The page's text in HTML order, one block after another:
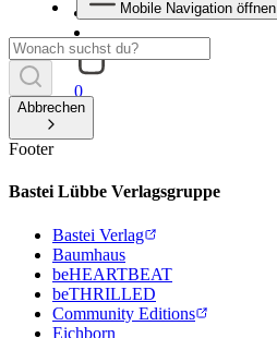
0
Mobile Navigation öffnen
Abbrechen
Footer
Bastei Lübbe Verlagsgruppe
Bastei Verlag
Baumhaus
beHEARTBEAT
beTHRILLED
Community Editions
Eichborn